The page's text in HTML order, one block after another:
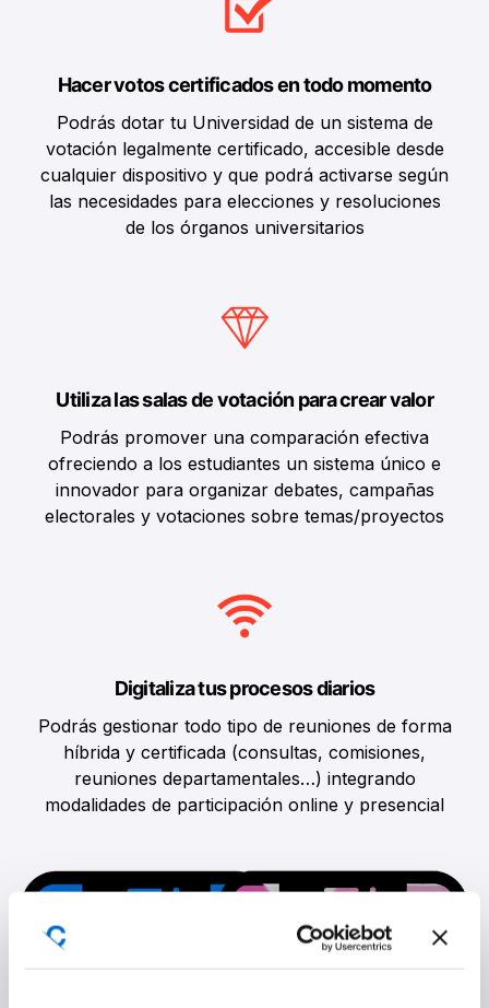
Hacer votos certificados en todo momento
Podrás dotar tu Universidad de un sistema de
votación legalmente certificado, accesible desde
cualquier dispositivo y que podrá activarse según
las necesidades para elecciones y resoluciones
de los órganos universitarios
Utiliza las salas de votación para crear valor
Podrás promover una comparación efectiva
ofreciendo a los estudiantes un sistema único e
innovador para organizar debates, campañas
electorales y votaciones sobre temas/proyectos
Digitaliza tus procesos diarios
Podrás gestionar todo tipo de reuniones de forma
híbrida y certificada (consultas, comisiones,
reuniones departamentales…) integrando
modalidades de participación online y presencial